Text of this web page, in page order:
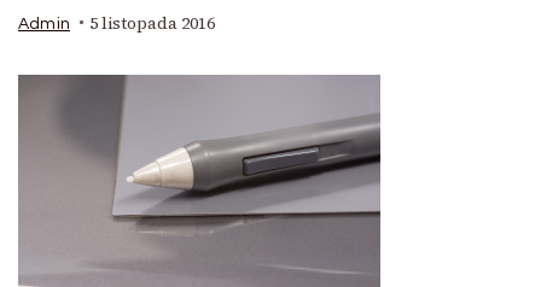
Admin 5 listopada 2016